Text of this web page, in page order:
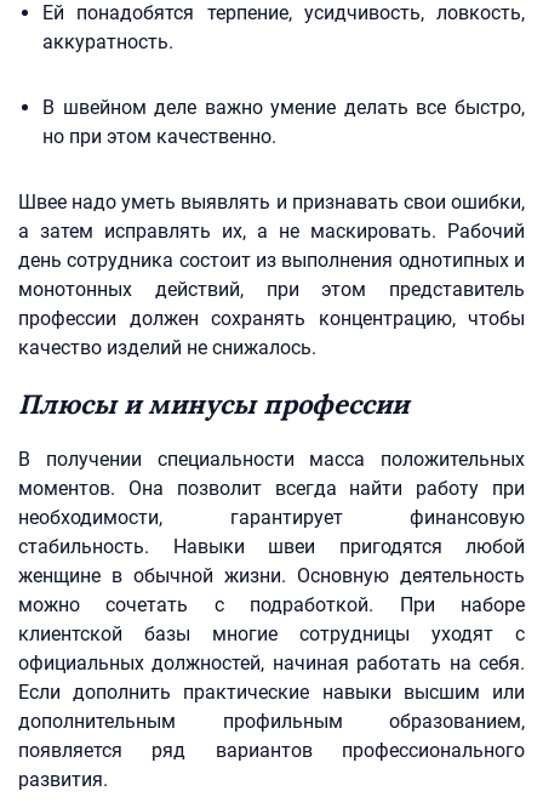
Ей понадобятся терпение, усидчивость, ловкость,
аккуратность.
В швейном деле важно умение делать все быстро,
но при этом качественно.
Швее надо уметь выявлять и признавать свои ошибки,
а затем исправлять их, а не маскировать. Рабочий
день сотрудника состоит из выполнения однотипных и
монотонных действий, при этом представитель
профессии должен сохранять концентрацию, чтобы
качество изделий не снижалось.
Плюсы и минусы профессии
В получении специальности масса положительных
моментов. Она позволит всегда найти работу при
необходимости, гарантирует финансовую
стабильность. Навыки швеи пригодятся любой
женщине в обычной жизни. Основную деятельность
можно сочетать с подработкой. При наборе
клиентской базы многие сотрудницы уходят с
официальных должностей, начиная работать на себя.
Если дополнить практические навыки высшим или
дополнительным профильным образованием,
появляется ряд вариантов профессионального
развития.